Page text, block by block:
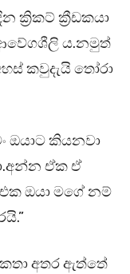
ක්‍රිකට් ක්‍රීඩකයා
ය.නමුත්
කවුදැයි තෝරා
ඔයාට කියනවා
ඒක ඒ
ඔයා මගේ නම්
අතර ඇත්තේ